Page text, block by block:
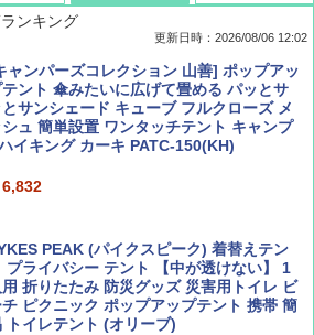
ィズニーファン ２０２６年 ９月号 [雑
] (ＤＩＳＮＥＹ ＦＡＮ)
713
地球の歩き方 チェンマイ タイ北部の魅
的な町 2026～2027 地球の歩き方D アジア
2,079
2,479
ンキング
更新日時：2026/08/06 12:02
ャンパーズコレクション 山善] ポップアッ
テント 傘みたいに広げて畳める パッとサ
とサンシェード キューブ フルクローズ メ
シュ 簡単設置 ワンタッチテント キャンプ
イキング カーキ PATC-150(KH)
6,832
PEAK (パイクスピーク) 着替えテン
プライバシー テント 【中が透けない】 1
用 折りたたみ 防災グッズ 災害用トイレ ビ
チ ピクニック ポップアップテント 携帯 簡
トイレテント (オリーブ)